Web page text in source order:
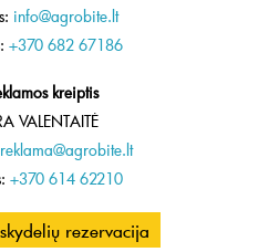
info@agrobite.lt
+370 682 67186
kreiptis
VALENTAITĖ
reklama@agrobite.lt
+370 614 62210
rezervacija